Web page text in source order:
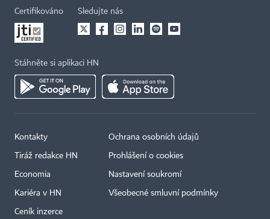
Certifikováno Sledujte nás
Stáhněte si aplikaci HN
Kontakty
Tiráž redakce HN
Economia
Kariéra v HN
Ceník inzerce
Ochrana osobních údajů
Prohlášení o cookies
Nastavení soukromí
Všeobecné smluvní podmínky